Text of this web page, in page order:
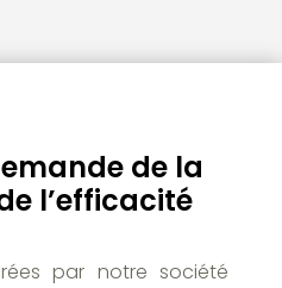
de la
l’efficacité
par notre société